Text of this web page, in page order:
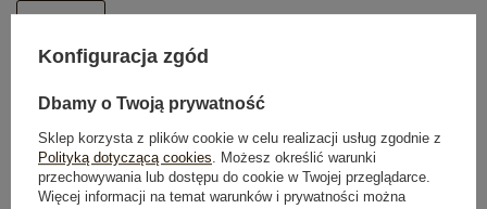
One size
Możesz kupić także poprzez:
Konfiguracja zgód
Dbamy o Twoją prywatność
Sklep korzysta z plików cookie w celu realizacji usług zgodnie z
Polityką dotyczącą cookies . Możesz określić warunki
przechowywania lub dostępu do cookie w Twojej przeglądarce.
Więcej informacji na temat warunków i prywatności można